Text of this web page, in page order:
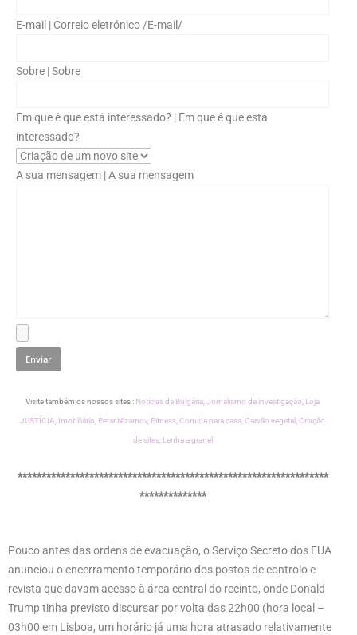
E-mail | Correio eletrónico /E-mail/
Sobre | Sobre
Em que é que está interessado? | Em que é que está
interessado?
A sua mensagem | A sua mensagem
Visite também os nossos sites : Notícias da Bulgária, Jornalismo de investigação, Loja
JUSTÍCIA, Imobiliário, Petar Nizamov, Fitness, Comida para casa, Carvão vegetal, Criação
de sites, Lenha a granel
*****************************************************************
**************
Pouco antes das ordens de evacuação, o Serviço Secreto dos EUA
anunciou o encerramento temporário dos postos de controlo e
revista que davam acesso à área central do recinto, onde Donald
Trump tinha previsto discursar por volta das 22h00 (hora local –
03h00 em Lisboa, um horário já uma hora atrasado relativamente